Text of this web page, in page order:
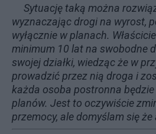
Sytuację taką można
wyznaczając drogi na wyrost,
wyłącznie w planach.
minimum 10 lat na swobodne
swojej działki, wiedząc że w
prowadzić przez nią droga i
każda osoba postronna
planów. Jest to oczywiście
przemocy, ale domyślam się